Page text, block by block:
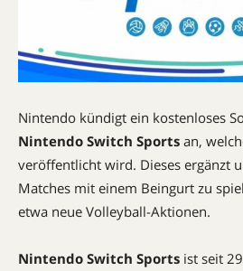
Nintendo kündigt ein kostenloses
Nintendo Switch Sports an,
veröffentlicht wird. Dieses ergänzt
Matches mit einem Beingurt zu
etwa neue Volleyball-Aktionen.
Nintendo Switch Sports ist seit